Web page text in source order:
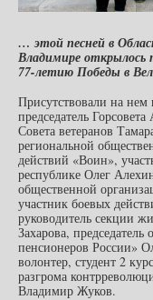
… этой песней в
Владимире открылось
77-летию Победы в
Присутствовали на нем
председатель
Совета ветеранов
региональной
действий «Воин»,
республике Олег
общественной
участник боевых
руководитель секции
Захарова,
пенсионеров России»
волонтер, студент 2
разгрома
Владимир Жуков.